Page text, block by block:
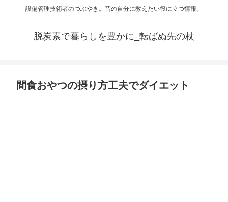
設備管理技術者のつぶやき。昔の自分に教えたい役に立つ情報。
脱炭素で暮らしを豊かに_転ばぬ先の杖
間食おやつの摂り方工夫でダイエット